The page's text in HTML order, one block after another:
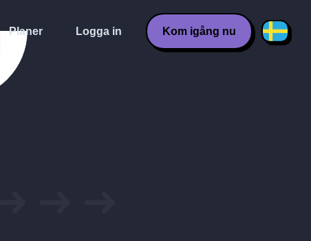
Planer Logga in Kom igång nu